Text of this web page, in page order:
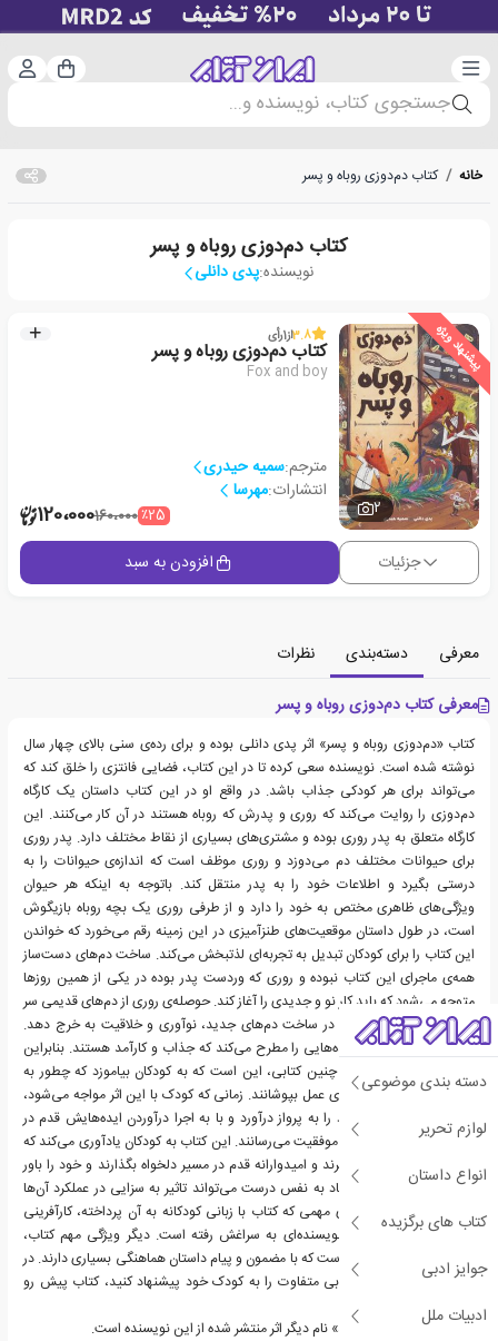
دسته‌بندی سبد
جستجوی کتاب، نویسنده و...
دسته بندی موضوعی
لوازم تحریر
انواع داستان
کتاب های برگزیده
جوایز ادبی
ادبیات ملل
خانه / کتاب دم‌دوزی روباه و پسر
کتاب دم‌دوزی روباه و پسر
نویسنده:پدی دانلی
پیشنهاد ویژه
2
3.8از1رأی
کتاب دم‌دوزی روباه و پسر
Fox and boy
مترجم:سمیه حیدری
انتشارات:مهرسا
٪25160،000120،000
جزئیات افزودن به سبد
معرفی دسته‌بندی
نظرات
معرفی کتاب دم‌دوزی روباه و پسر
کتاب «دم‌دوزی روباه و پسر» اثر پدی دانلی بوده و برای رده‌ی سنی بالای چهار سال
نوشته شده است. نویسنده سعی کرده تا در این کتاب، فضایی فانتزی را خلق کند که
می‌تواند برای هر کودکی جذاب باشد. در واقع او در این کتاب داستان یک کارگاه
دم‌دوزی را روایت می‌کند که روری و پدرش که روباه هستند در آن کار می‌کنند. این
کارگاه متعلق به پدر روری بوده و مشتری‌های بسیاری از نقاط مختلف دارد. پدر روری
برای حیوانات مختلف دم می‌دوزد و روری موظف است که اندازه‌ی حیوانات را به
درستی بگیرد و اطلاعات خود را به پدر منتقل کند. باتوجه به اینکه هر حیوان
ویژگی‌های ظاهری مختص به خود را دارد و از طرفی روری یک بچه روباه بازیگوش
است، در طول داستان موقعیت‌های طنزآمیزی در این زمینه رقم می‌خورد که خواندن
این کتاب را برای کودکان تبدیل به تجربه‌ای لذتبخش می‌کند. ساخت دم‌های دست‌ساز
همه‌ی ماجرای این کتاب نبوده و روری که وردست پدر بوده در یکی از همین روزها
متوجه می‌شود که باید کار نو و جدیدی را آغاز کند. حوصله‌ی روری از دم‌های قدیمی سر
رفته و او تصمیم گرفته تا در ساخت دم‌های جدید، نوآوری و خلاقیت به خرج دهد.
روری در ادامه نکات و ایده‌هایی را مطرح می‌کند که جذاب و کارآمد هستند. بنابراین
هدف نویسنده از نگارش چنین کتابی، این است که به کودکان بیاموزد که چطور به
ایده‌های ذهنی خود جامه‌ی عمل بپوشانند. زمانی که کودک با این اثر مواجه می‌شود،
می‌تواند قوه‌ی تخیل خود را به پرواز درآورد و با به اجرا درآوردن ایده‌هایش قدم در
مسیری بگذارد که او را به موفقیت می‌رسانند. این کتاب به کودکان یادآوری می‌کند که
خلاقیت خود را به کار بگیرند و امیدوارانه قدم در مسیر دلخواه بگذارند و خود را باور
داشته باشند؛ چرا که اعتماد به نفس درست می‌تواند تاثیر به سزایی در عملکرد آن‌ها
داشته باشد. دیگر مقوله‌ی مهمی که کتاب با زبانی کودکانه به آن پرداخته، کارآفرینی
بوده که تا به حال کمتر نویسنده‌ای به سراغش رفته است. دیگر ویژگی مهم کتاب،
تصاویر نو و خلاقانه‌ی آن است که با مضمون و پیام داستان هماهنگی بسیاری دارند. در
نتیجه اگر می‌خواهید کتابی متفاوت را به کودک خود پیشنهاد کنید، کتاب پیش رو
گزینه‌ی مناسبی است.
«دودوها منقرض نشده‌اند» نام دیگر اثر منتشر شده از این نویسنده است.